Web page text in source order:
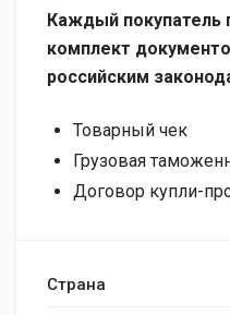
Каждый покупатель
комплект
российским
Товарный чек
Грузовая
Договор купли-
Страна